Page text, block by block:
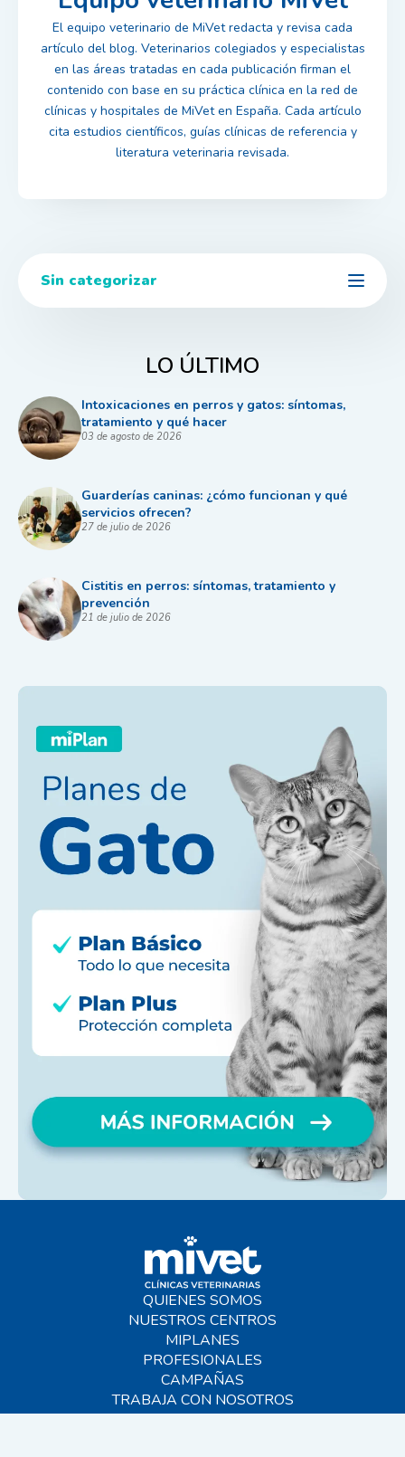
El equipo veterinario de MiVet redacta y revisa cada
artículo del blog. Veterinarios colegiados y especialistas
en las áreas tratadas en cada publicación firman el
contenido con base en su práctica clínica en la red de
clínicas y hospitales de MiVet en España. Cada artículo
cita estudios científicos, guías clínicas de referencia y
literatura veterinaria revisada.
Sin categorizar
LO ÚLTIMO
Intoxicaciones en perros y gatos: síntomas,
tratamiento y qué hacer
03 de agosto de 2026
Guarderías caninas: ¿cómo funcionan y qué
servicios ofrecen?
27 de julio de 2026
Cistitis en perros: síntomas, tratamiento y
prevención
21 de julio de 2026
QUIENES SOMOS
NUESTROS CENTROS
MIPLANES
PROFESIONALES
CAMPAÑAS
TRABAJA CON NOSOTROS
BLOG